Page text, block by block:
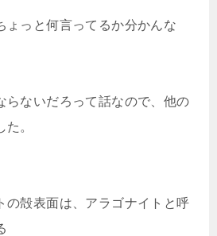
ょっと何言ってるか分かんな
らないだろって話なので、他の
。
の殻表面は、アラゴナイトと呼